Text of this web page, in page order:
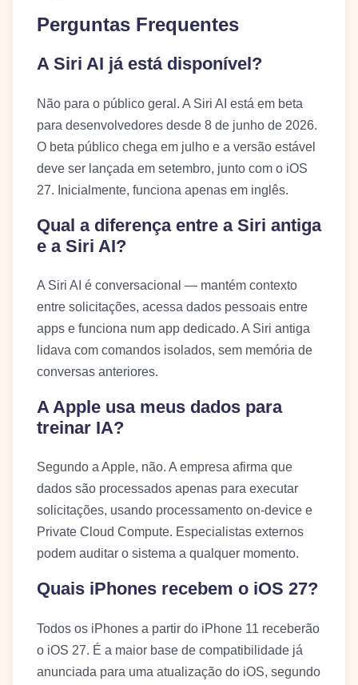
Perguntas Frequentes
A Siri AI já está disponível?
Não para o público geral. A Siri AI está em beta
para desenvolvedores desde 8 de junho de 2026.
O beta público chega em julho e a versão estável
deve ser lançada em setembro, junto com o iOS
27. Inicialmente, funciona apenas em inglês.
Qual a diferença entre a Siri antiga
e a Siri AI?
A Siri AI é conversacional — mantém contexto
entre solicitações, acessa dados pessoais entre
apps e funciona num app dedicado. A Siri antiga
lidava com comandos isolados, sem memória de
conversas anteriores.
A Apple usa meus dados para
treinar IA?
Segundo a Apple, não. A empresa afirma que
dados são processados apenas para executar
solicitações, usando processamento on-device e
Private Cloud Compute. Especialistas externos
podem auditar o sistema a qualquer momento.
Quais iPhones recebem o iOS 27?
Todos os iPhones a partir do iPhone 11 receberão
o iOS 27. É a maior base de compatibilidade já
anunciada para uma atualização do iOS, segundo